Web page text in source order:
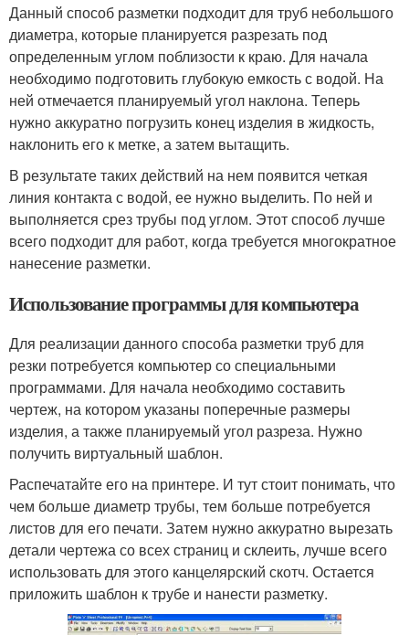
Данный способ разметки подходит для труб небольшого
диаметра, которые планируется разрезать под
определенным углом поблизости к краю. Для начала
необходимо подготовить глубокую емкость с водой. На
ней отмечается планируемый угол наклона. Теперь
нужно аккуратно погрузить конец изделия в жидкость,
наклонить его к метке, а затем вытащить.
В результате таких действий на нем появится четкая
линия контакта с водой, ее нужно выделить. По ней и
выполняется срез трубы под углом. Этот способ лучше
всего подходит для работ, когда требуется многократное
нанесение разметки.
Использование программы для компьютера
Для реализации данного способа разметки труб для
резки потребуется компьютер со специальными
программами. Для начала необходимо составить
чертеж, на котором указаны поперечные размеры
изделия, а также планируемый угол разреза. Нужно
получить виртуальный шаблон.
Распечатайте его на принтере. И тут стоит понимать, что
чем больше диаметр трубы, тем больше потребуется
листов для его печати. Затем нужно аккуратно вырезать
детали чертежа со всех страниц и склеить, лучше всего
использовать для этого канцелярский скотч. Остается
приложить шаблон к трубе и нанести разметку.